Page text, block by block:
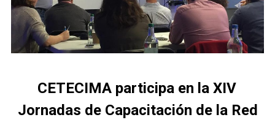
CETECIMA participa en la XIV
Jornadas de Capacitación de la Red